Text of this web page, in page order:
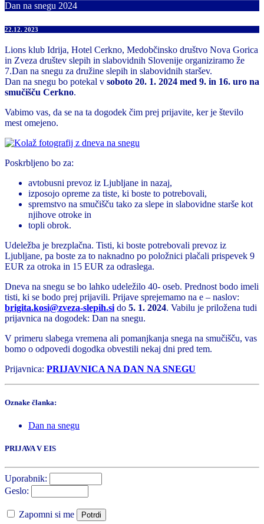
Dan na snegu 2024
22.12. 2023
Lions klub Idrija, Hotel Cerkno, Medobčinsko društvo Nova Gorica
in Zveza društev slepih in slabovidnih Slovenije organiziramo že
7.Dan na snegu za družine slepih in slabovidnih staršev.
Dan na snegu bo potekal v soboto 20. 1. 2024 med 9. in 16. uro na
smučišču Cerkno.
Vabimo vas, da se na ta dogodek čim prej prijavite, ker je število
mest omejeno.
Poskrbljeno bo za:
avtobusni prevoz iz Ljubljane in nazaj,
izposojo opreme za tiste, ki boste to potrebovali,
spremstvo na smučišču tako za slepe in slabovidne starše kot
njihove otroke in
topli obrok.
Udeležba je brezplačna. Tisti, ki boste potrebovali prevoz iz
Ljubljane, pa boste za to naknadno po položnici plačali prispevek 9
EUR za otroka in 15 EUR za odraslega.
Dneva na snegu se bo lahko udeležilo 40- oseb. Prednost bodo imeli
tisti, ki se bodo prej prijavili. Prijave sprejemamo na e – naslov:
brigita.kosi@zveza-slepih.si do 5. 1. 2024. Vabilu je priložena tudi
prijavnica na dogodek: Dan na snegu.
V primeru slabega vremena ali pomanjkanja snega na smučišču, vas
bomo o odpovedi dogodka obvestili nekaj dni pred tem.
Prijavnica: PRIJAVNICA NA DAN NA SNEGU
Oznake članka:
Dan na snegu
PRIJAVA V EIS
Uporabnik:
Geslo:
Zapomni si me Potrdi